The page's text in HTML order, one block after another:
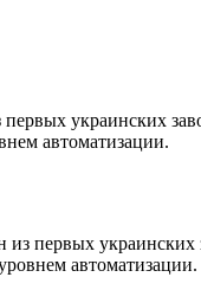
первых украинских
автоматизации.
из первых
автоматизации.